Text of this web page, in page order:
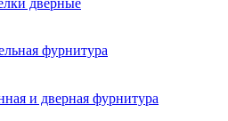
фурнитура
и дверная фурнитура